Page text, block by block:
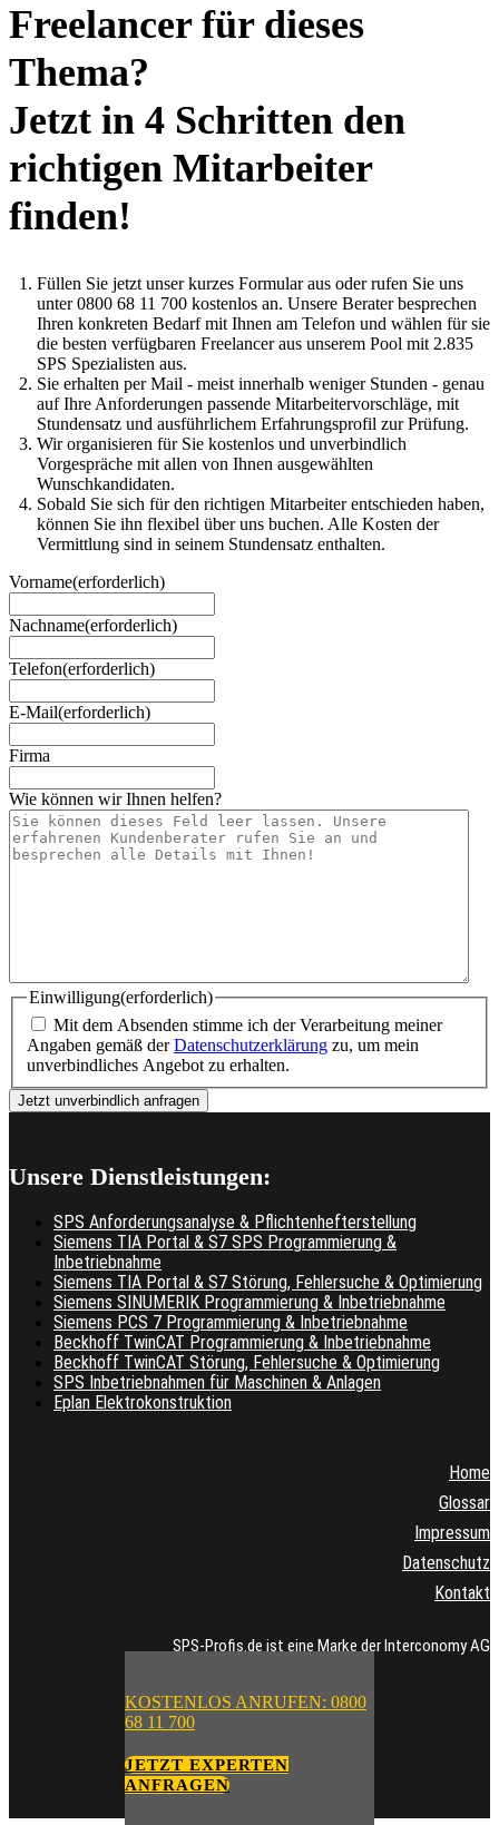
Freelancer für dieses
Thema?
Jetzt in 4 Schritten den
richtigen Mitarbeiter
finden!
Füllen Sie jetzt unser kurzes Formular aus oder rufen Sie uns
unter 0800 68 11 700 kostenlos an. Unsere Berater besprechen
Ihren konkreten Bedarf mit Ihnen am Telefon und wählen für sie
die besten verfügbaren Freelancer aus unserem Pool mit 2.835
SPS Spezialisten aus.
Sie erhalten per Mail - meist innerhalb weniger Stunden - genau
auf Ihre Anforderungen passende Mitarbeitervorschläge, mit
Stundensatz und ausführlichem Erfahrungsprofil zur Prüfung.
Wir organisieren für Sie kostenlos und unverbindlich
Vorgespräche mit allen von Ihnen ausgewählten
Wunschkandidaten.
Sobald Sie sich für den richtigen Mitarbeiter entschieden haben,
können Sie ihn flexibel über uns buchen. Alle Kosten der
Vermittlung sind in seinem Stundensatz enthalten.
Vorname(erforderlich)
Nachname(erforderlich)
Telefon(erforderlich)
E-Mail(erforderlich)
Firma
Wie können wir Ihnen helfen?
Einwilligung(erforderlich)
Mit dem Absenden stimme ich der Verarbeitung meiner
Angaben gemäß derDatenschutzerklärung zu, um mein
unverbindliches Angebot zu erhalten.
KOSTENLOS ANRUFEN: 0800
68 11 700
JETZT EXPERTEN
ANFRAGEN
Unsere Dienstleistungen:
SPS Anforderungsanalyse & Pflichtenhefterstellung
Siemens TIA Portal & S7 SPS Programmierung &
Inbetriebnahme
Siemens TIA Portal & S7 Störung, Fehlersuche & Optimierung
Siemens SINUMERIK Programmierung & Inbetriebnahme
Siemens PCS 7 Programmierung & Inbetriebnahme
Beckhoff TwinCAT Programmierung & Inbetriebnahme
Beckhoff TwinCAT Störung, Fehlersuche & Optimierung
SPS Inbetriebnahmen für Maschinen & Anlagen
Eplan Elektrokonstruktion
Home
Glossar
Impressum
Datenschutz
Kontakt
SPS-Profis.de ist eine Marke der Interconomy AG